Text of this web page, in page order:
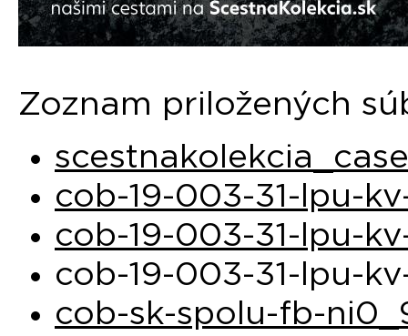
Zoznam priložených
cob-19-003-31-lpu-
cob-19-003-31-lpu-
cob-19-003-31-lpu-
cob-sk-spolu-fb-